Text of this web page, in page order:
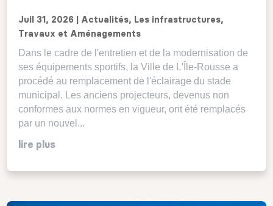
Juil 31, 2026 Actualités, Les infrastructures,
Travaux et Aménagements
Dans le cadre de l'entretien et de la modernisation de
ses équipements sportifs, la Ville de L'Île-Rousse a
procédé au remplacement de l'éclairage du stade
municipal. Les anciens projecteurs, devenus non
conformes aux normes en vigueur, ont été remplacés
par un nouvel...
lire plus